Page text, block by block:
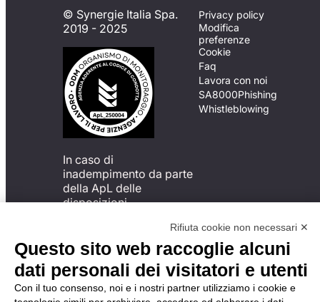
© Synergie Italia Spa.
2019 - 2025
In caso di
inadempimento da parte
della ApL delle
disposizioni
possibile presentare un
reclamo
all’Organismo di
Monitoraggio utilizzando
una delle modalità
Privacy policy
Modifica
preferenze
Cookie
Faq
Lavora con noi
SA8000Phishing
Whistleblowing
Rifiuta cookie non necessari ✕
Questo sito web raccoglie alcuni
dati personali dei visitatori e utenti
Con il tuo consenso, noi e i nostri partner utilizziamo i cookie e